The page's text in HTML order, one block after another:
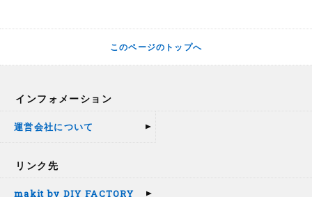
このページのトップへ
インフォメーション
運営会社について
リンク先
makit by DIY FACTORY